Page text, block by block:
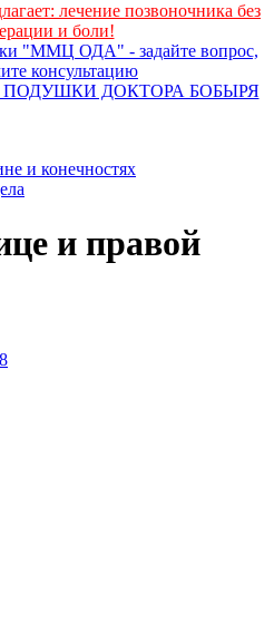
лечение позвоночника без
и боли!
"ММЦ ОДА" - задайте вопрос,
консультацию
ДОКТОРА БОБЫРЯ
и конечностях
и правой